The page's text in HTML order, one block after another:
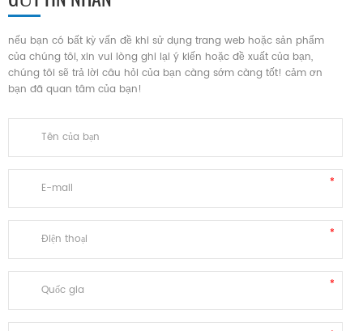
nếu bạn có bất kỳ vấn đề khi sử dụng trang web hoặc sản phẩm
của chúng tôi, xin vui lòng ghi lại ý kiến ​​hoặc đề xuất của bạn,
chúng tôi sẽ trả lời câu hỏi của bạn càng sớm càng tốt! cảm ơn
bạn đã quan tâm của bạn!